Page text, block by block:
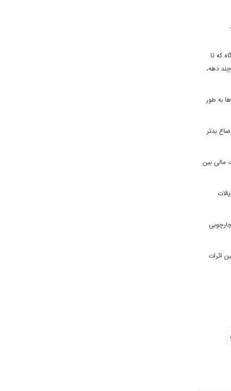
که تا
چند دهه،
به طور
بدتر
مالی بین
اثرات